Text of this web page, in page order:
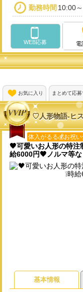
勤務時間 10:00
WEB応募 電
お気に入り まとめて応募
♡人形物語-ヒ
体入がるる💰お祝
🖤可愛いお人形の特注
給6000円🖤ノルマ等
基本情報